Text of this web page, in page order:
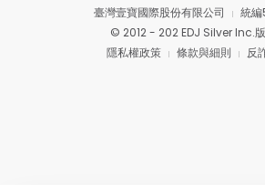
臺灣壹寶國際股份有限公司
統
© 2012 - 202 EDJ Silver Inc.
隱私權政策
條款與細則 反